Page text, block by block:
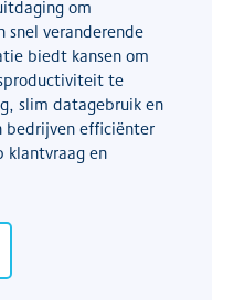
om
snel veranderende
biedt kansen om
te
slim datagebruik en
bedrijven efficiënter
klantvraag en